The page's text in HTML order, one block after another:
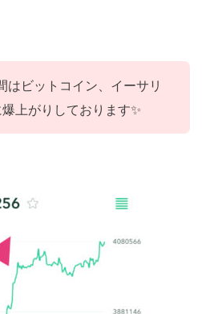
はビットコイン、イーサリ
上がりしております✨